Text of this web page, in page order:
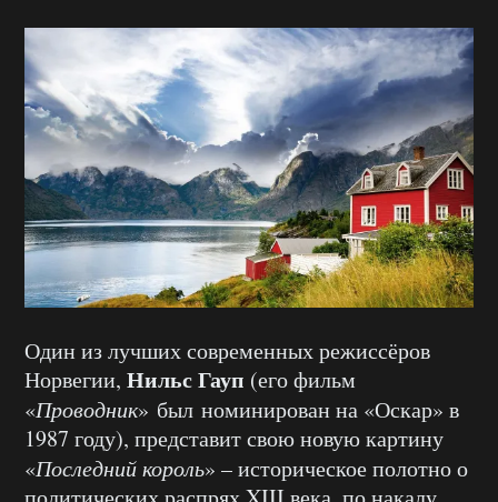
Один из лучших современных режиссёров
Норвегии, Нильс Гауп (его фильм
«Проводник» был номинирован на «Оскар» в
1987 году), представит свою новую картину
«Последний король» – историческое полотно о